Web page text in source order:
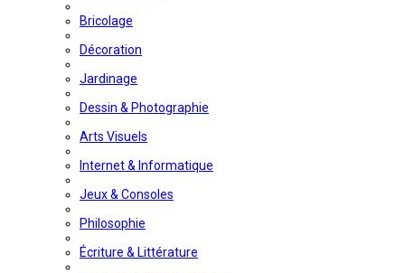
Bricolage
Décoration
Jardinage
Dessin & Photographie
Arts Visuels
Internet & Informatique
Jeux & Consoles
Philosophie
Écriture & Littérature